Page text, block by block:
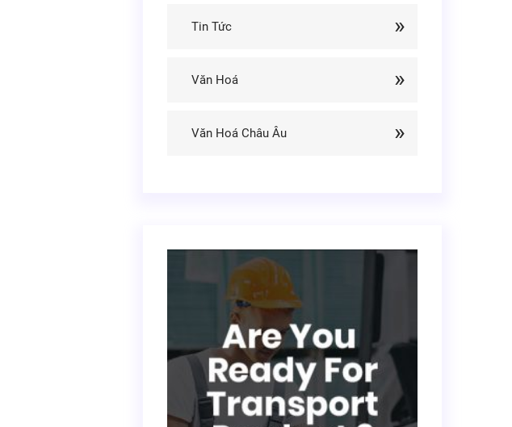
Tin Tức
Văn Hoá
Văn Hoá Châu Âu